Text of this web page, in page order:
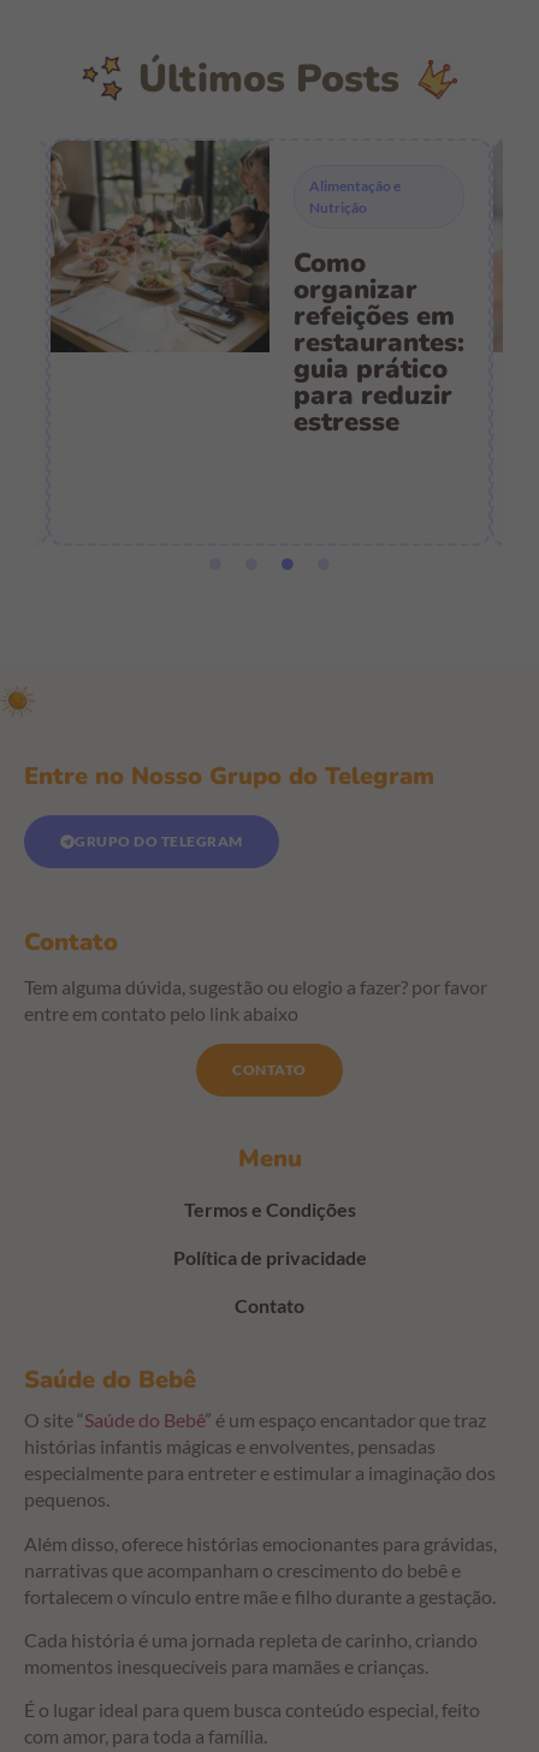
Últimos Posts
Alimentação e
Nutrição
Como
organizar
refeições em
restaurantes:
guia prático
para reduzir
estresse
Saúde do Bebê
O site “Saúde do Bebê” é um espaço encantador que traz
histórias infantis mágicas e envolventes, pensadas
especialmente para entreter e estimular a imaginação dos
pequenos.
Além disso, oferece histórias emocionantes para grávidas,
narrativas que acompanham o crescimento do bebê e
fortalecem o vínculo entre mãe e filho durante a gestação.
Cada história é uma jornada repleta de carinho, criando
momentos inesquecíveis para mamães e crianças.
É o lugar ideal para quem busca conteúdo especial, feito
com amor, para toda a família.
Menu
Termos e Condições
Política de privacidade
Contato
Entre no Nosso Grupo do Telegram
GRUPO DO TELEGRAM
Contato
Tem alguma dúvida, sugestão ou elogio a fazer? por favor
entre em contato pelo link abaixo
CONTATO